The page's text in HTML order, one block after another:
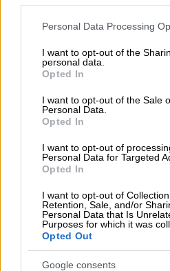
Please note that this website/app
not limited to your visit or usage
grant or deny consent to Google
use your data for below specified
consent section.
Personal Data Processing
I want to opt-out of the
personal data.
Opted In
I want to opt-out of the Sale
Personal Data.
Opted In
I want to opt-out of
Personal Data for Targeted
Opted In
I want to opt-out of
Retention, Sale, and/or
Personal Data that Is
Purposes for which it was
Opted Out
Google consents
POPULAR VIDEOS